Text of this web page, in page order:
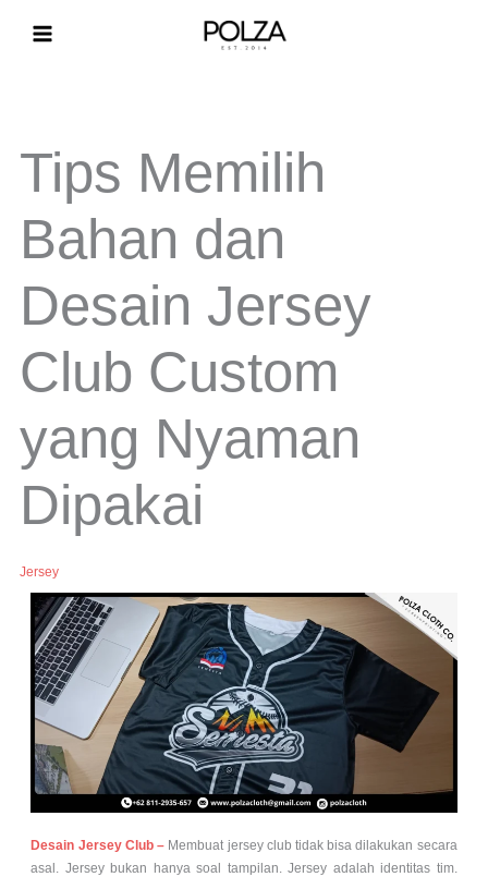
Tips Memilih
Bahan dan
Desain Jersey
Club Custom
yang Nyaman
Dipakai
Jersey
Desain Jersey Club – Membuat jersey club tidak bisa dilakukan secara
asal. Jersey bukan hanya soal tampilan. Jersey adalah identitas tim.